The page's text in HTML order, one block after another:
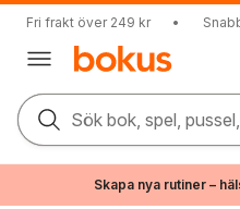
Fri frakt över 249 kr •
Sök bok, spel,
Skapa nya rutiner –